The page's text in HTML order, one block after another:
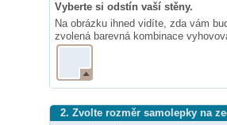
Vyberte si odstín vaší stěny.
Na obrázku ihned vidíte, zda vám
zvolená barevná kombinace
2. Zvolte rozměr samolepky na